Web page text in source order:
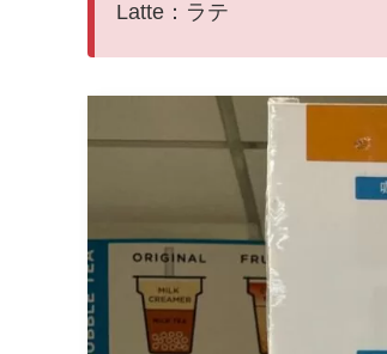
Latte：ラテ